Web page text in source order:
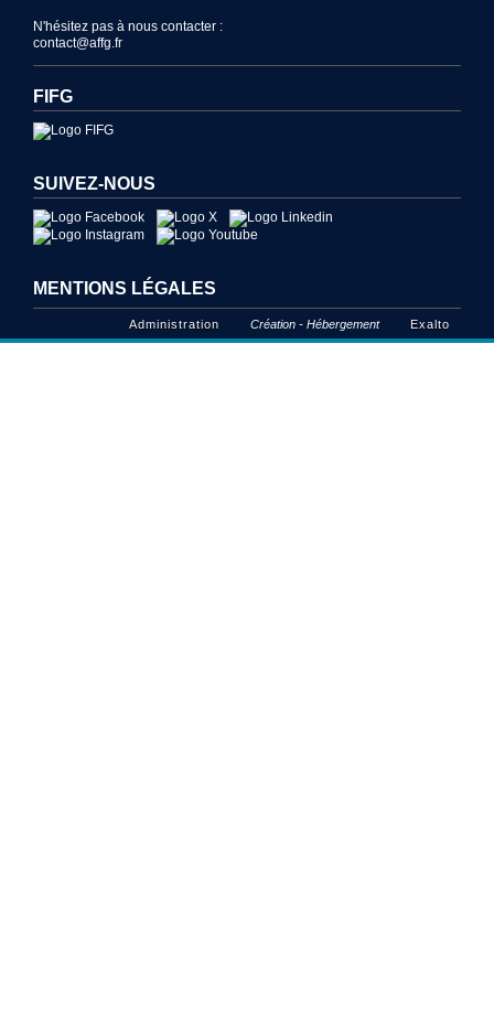
N'hésitez pas à nous contacter :
contact@affg.fr
FIFG
SUIVEZ-NOUS
MENTIONS LÉGALES
Administration Création - Hébergement Exalto